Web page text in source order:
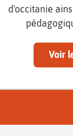
d'occitanie
Voir